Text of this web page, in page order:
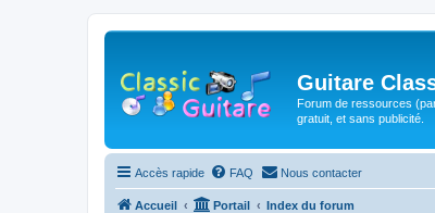
Guitare
Forum de ressources
gratuit, et sans publicité.
Accès rapide FAQ Nous contacter
Accueil Portail Index du forum